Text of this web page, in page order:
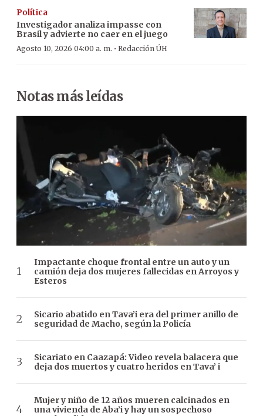
Política
Investigador analiza impasse con
Brasil y advierte no caer en el juego
Agosto 10, 2026 04:00 a. m. · Redacción ÚH
Notas más leídas
Impactante choque frontal entre un auto y un
camión deja dos mujeres fallecidas en Arroyos y
Esteros
Sicario abatido en Tava’i era del primer anillo de
seguridad de Macho, según la Policía
Sicariato en Caazapá: Video revela balacera que
deja dos muertos y cuatro heridos en Tava’ i
Mujer y niño de 12 años mueren calcinados en
una vivienda de Aba’i y hay un sospechoso